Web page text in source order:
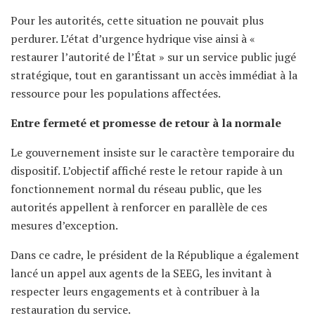
Pour les autorités, cette situation ne pouvait plus
perdurer. L’état d’urgence hydrique vise ainsi à «
restaurer l’autorité de l’État » sur un service public jugé
stratégique, tout en garantissant un accès immédiat à la
ressource pour les populations affectées.
Entre fermeté et promesse de retour à la normale
Le gouvernement insiste sur le caractère temporaire du
dispositif. L’objectif affiché reste le retour rapide à un
fonctionnement normal du réseau public, que les
autorités appellent à renforcer en parallèle de ces
mesures d’exception.
Dans ce cadre, le président de la République a également
lancé un appel aux agents de la SEEG, les invitant à
respecter leurs engagements et à contribuer à la
restauration du service.